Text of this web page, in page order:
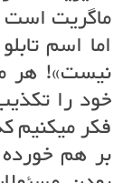
ماگریت
اما اسم
نیست»! هر
خود را
فکر میکنیم
بر هم